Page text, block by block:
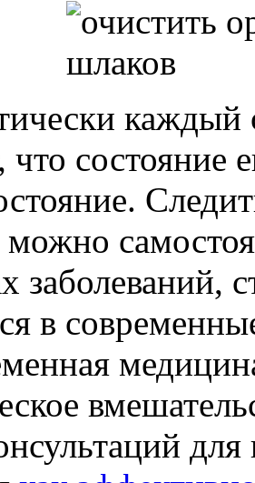
каждый
состояние
можно
заболеваний,
в
медицина